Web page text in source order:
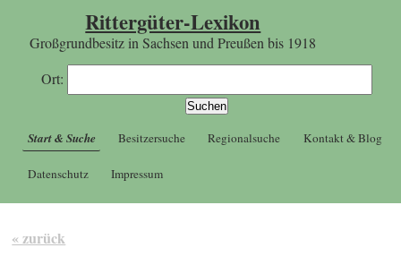
Rittergüter-Lexikon
Großgrundbesitz in Sachsen und Preußen bis 1918
Ort:
Start & Suche Besitzersuche Regionalsuche Kontakt & Blog
Datenschutz Impressum
« zurück